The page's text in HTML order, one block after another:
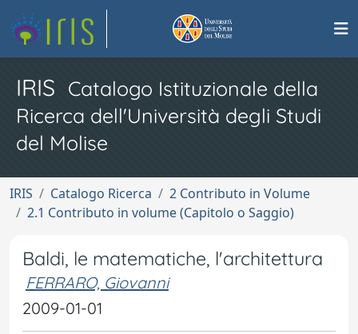
IRIS Catalogo Istituzionale della
Ricerca dell'Università degli Studi
del Molise
IRIS Catalogo Ricerca
2 Contributo in Volume
2.1 Contributo in volume (Capitolo o Saggio)
Baldi, le matematiche, l'architettura
FERRARO, Giovanni
2009-01-01